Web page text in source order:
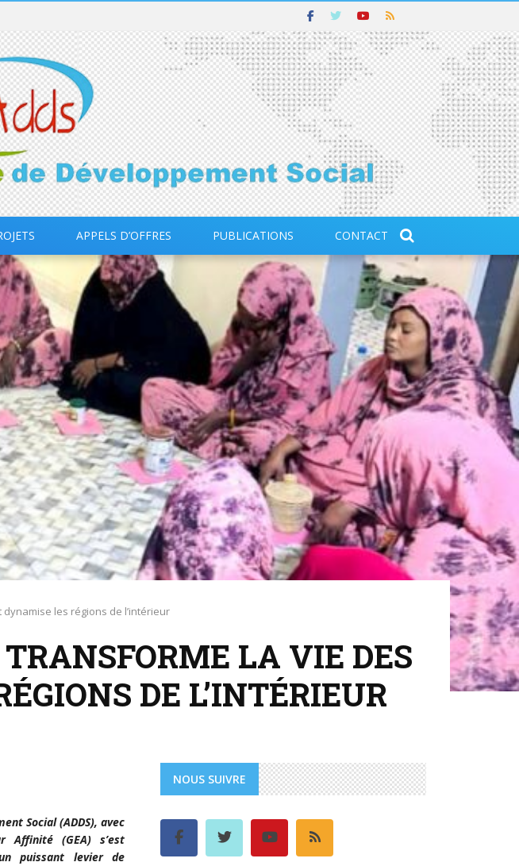
APPELS D’OFFRES PUBLICATIONS CONTACT
les régions de l’intérieur
LA VIE DES
DE L’INTÉRIEUR
Social (ADDS), avec
Affinité (GEA) s’est
puissant levier de
NOUS SUIVRE